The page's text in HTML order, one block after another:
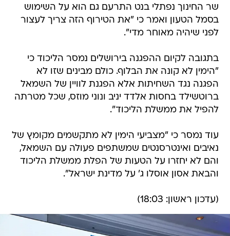
שר החינוך נפתלי בנט התרעם גם הוא על השימוש
בסמל הטעון ואמר כי "את הטירוף הזה צריך לעצור
לפני שיהיה מאוחר מדי".
בתגובה לקיום ההפגנה בירושלים נמסר הליכוד כי
"הימין לא קונה את הבלוף. כולם מבינים שזו לא
הפגנה נגד השחיתות אלא הפגנת לוויין של השמאל
ברוטשילד בחסות אלדד יניב ונוני מוזס, שכל מטרתה
להפיל את ממשלת הליכוד".
עוד נמסר כי "מצביעי הימין לא מתקשמים מקומץ של
נאיבים ואינטרסנטים שמשתפים פעולה עם השמאל,
והם לא יחזרו על הטעות של הפלת ממשלת הליכוד
והבאת אסון אוסלו ג' על מדינת ישראל".
(עדכון ראשון: 18:03)